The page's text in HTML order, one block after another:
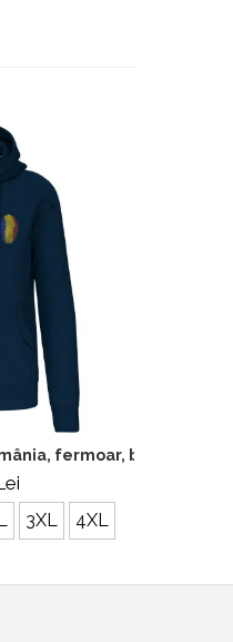
fermoar, broderie,
3XL 4XL